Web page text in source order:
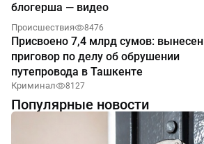
блогерша — видео
Происшествия 8476
Присвоено 7,4 млрд сумов: вынесен
приговор по делу об обрушении
путепровода в Ташкенте
Криминал 8127
Популярные новости